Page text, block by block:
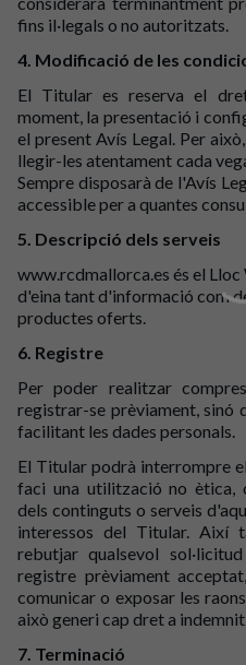
fins il·legals o no autoritzats.
4. Modificació de les
El Titular es reserva el
moment, la presentació i
el present Avís Legal. Per
llegir-les atentament cada
Sempre disposarà de l'Avís
accessible per a quantes
5. Descripció dels serveis
www.rcdmallorca.es és el
d'eina tant d'informació com
productes oferts.
6. Registre
Per poder realitzar
registrar-se prèviament, sinó
facilitant les dades personals.
El Titular podrà interrompre
faci una utilització no ètica,
dels continguts o serveis
interessos del Titular. Així
rebutjar qualsevol
registre prèviament
comunicar o exposar les
això generi cap dret a
7. Terminació